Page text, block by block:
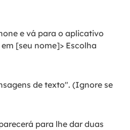
e vá para o aplicativo
[seu nome]> Escolha
de texto". (Ignore se
para lhe dar duas